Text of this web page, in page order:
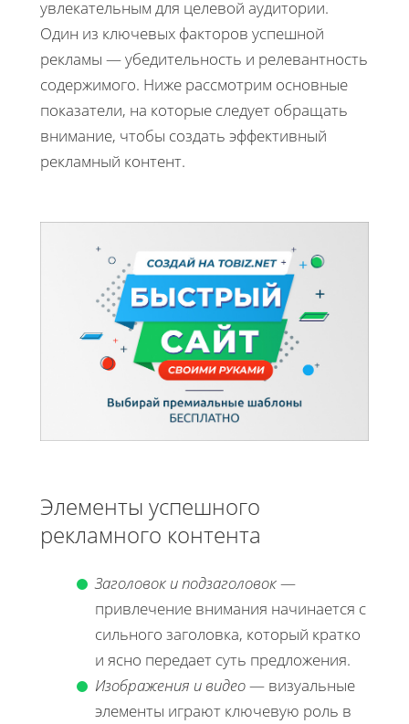
увлекательным для целевой аудитории.
Один из ключевых факторов успешной
рекламы — убедительность и релевантность
содержимого. Ниже рассмотрим основные
показатели, на которые следует обращать
внимание, чтобы создать эффективный
рекламный контент.
Элементы успешного
рекламного контента
Заголовок и подзаголовок—
привлечение внимания начинается с
сильного заголовка, который кратко
и ясно передает суть предложения.
Изображения и видео— визуальные
элементы играют ключевую роль в